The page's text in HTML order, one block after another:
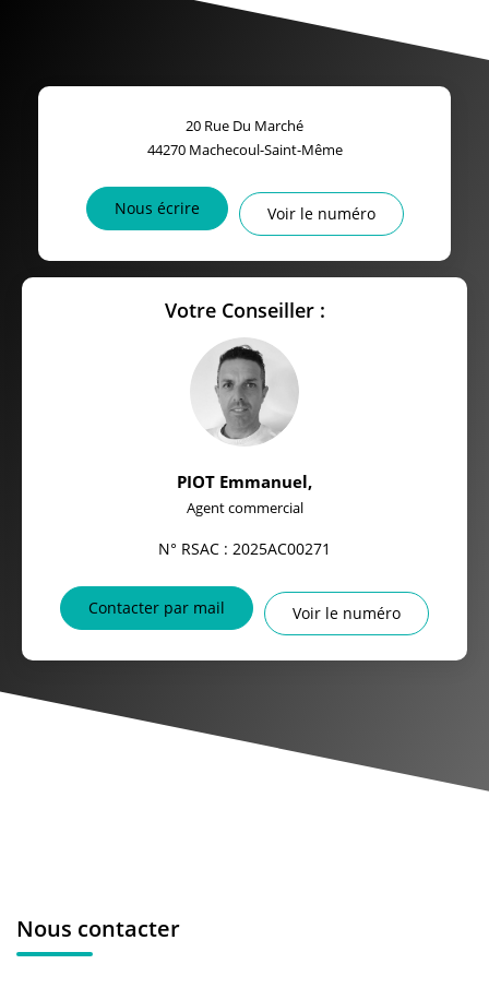
20 Rue Du Marché
44270 Machecoul-Saint-Même
Nous écrire Voir le numéro
Votre Conseiller :
PIOT Emmanuel,
Agent commercial
N° RSAC : 2025AC00271
Contacter par mail Voir le numéro
Nous contacter